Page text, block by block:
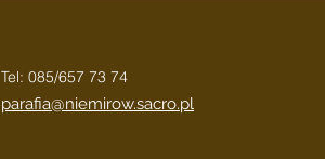
Tel: 085/657 73 74
parafia@niemirow.sacro.pl